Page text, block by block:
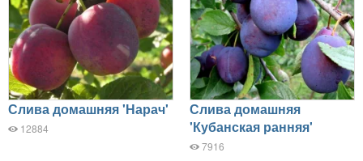
Слива домашняя 'Нарач'
12884
Слива домашняя
'Кубанская ранняя'
7916